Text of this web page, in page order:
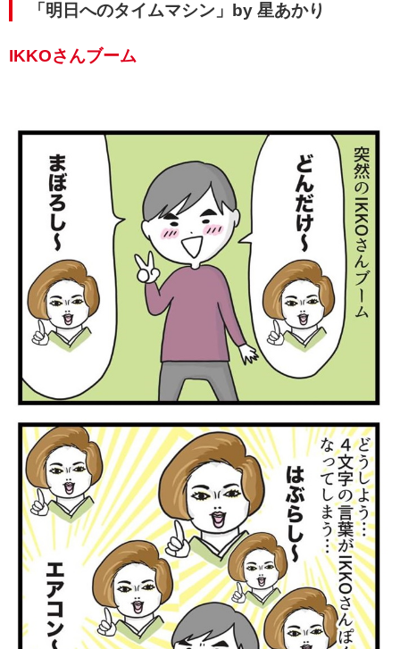
「明日へのタイムマシン」by 星あかり
IKKOさんブーム